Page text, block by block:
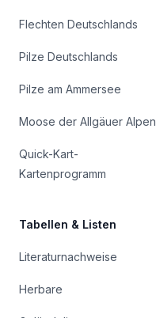
Flechten Deutschlands
Pilze Deutschlands
Pilze am Ammersee
Moose der Allgäuer Alpen
Quick-Kart-
Kartenprogramm
Tabellen & Listen
Literaturnachweise
Herbare